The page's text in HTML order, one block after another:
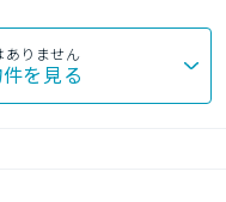
ありません
を見る